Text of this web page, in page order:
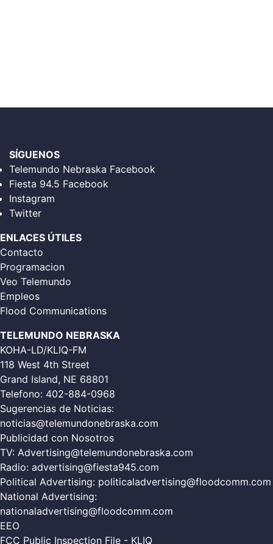
SÍGUENOS
Telemundo Nebraska Facebook
Fiesta 94.5 Facebook
Instagram
Twitter
ENLACES ÚTILES
Contacto
Programacion
Veo Telemundo
Empleos
Flood Communications
TELEMUNDO NEBRASKA
KOHA-LD/KLIQ-FM
118 West 4th Street
Grand Island, NE 68801
Telefono: 402-884-0968
Sugerencias de Noticias:
noticias@telemundonebraska.com
Publicidad con Nosotros
TV: Advertising@telemundonebraska.com
Radio: advertising@fiesta945.com
Political Advertising: politicaladvertising@floodcomm.com
National Advertising:
nationaladvertising@floodcomm.com
EEO
FCC Public Inspection File - KLIQ